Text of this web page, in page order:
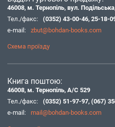
46008, м. Тернопіль, вул.
Тел./факс:
(0352) 43-00-46, 25-18-
e-mail:
zbut@bohdan-books.com
Схема проїзду
Книга поштою:
46008, м. Тернопіль, А/С 529
Тел./факс:
(0352) 51-97-97, (067)
e-mail:
mail@bohdan-books.com